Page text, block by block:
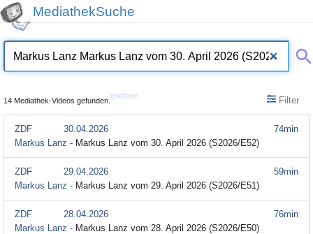
MediathekSuche
14 Mediathek-Videos gefunden.
erklären Filter
74min
ZDF
30.04.2026
Markus Lanz - Markus Lanz vom 30. April 2026 (S2026/E52)
59min
ZDF
29.04.2026
Markus Lanz - Markus Lanz vom 29. April 2026 (S2026/E51)
76min
ZDF
28.04.2026
Markus Lanz - Markus Lanz vom 28. April 2026 (S2026/E50)